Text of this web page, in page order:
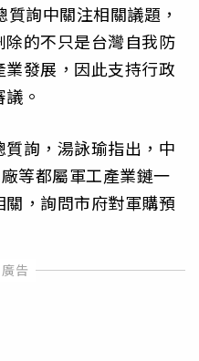
詢中關注相關議題，
的不只是台灣自我防
發展，因此支持行政
。
詢，湯詠瑜指出，中
等都屬軍工產業鏈一
，詢問市府對軍購預